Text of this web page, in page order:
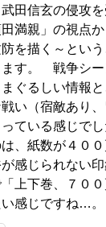
田信玄の侵攻
満親」の視点
を描く～とい
ます。 戦争シー
まぐるしい情報
い（宿敵あり
ている感じで
、紙数が４０
感じられない
上下巻、７０
感じですね…。